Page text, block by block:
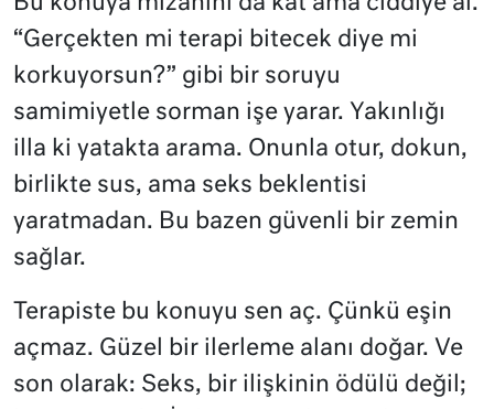
“Gerçekten mi terapi bitecek diye mi
korkuyorsun?” gibi bir soruyu
samimiyetle sorman işe yarar. Yakınlığı
illa ki yatakta arama. Onunla otur, dokun,
birlikte sus, ama seks beklentisi
yaratmadan. Bu bazen güvenli bir zemin
sağlar.
Terapiste bu konuyu sen aç. Çünkü eşin
açmaz. Güzel bir ilerleme alanı doğar. Ve
son olarak: Seks, bir ilişkinin ödülü değil;